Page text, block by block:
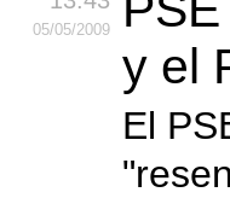
05/05/2009
y el
El